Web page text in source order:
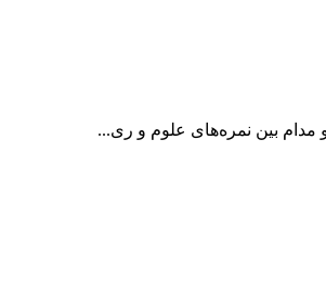
مدام بین نمره‌های علوم و ری...